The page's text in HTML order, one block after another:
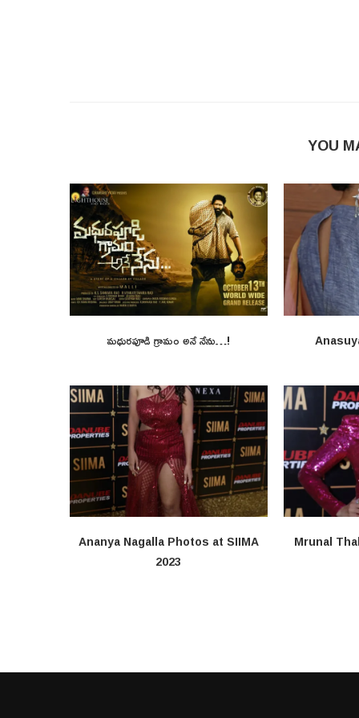
YOU
మధురపూడి గ్రామం అనే నేను…!
Ananya Nagalla Photos at SIIMA
2023
Mrunal